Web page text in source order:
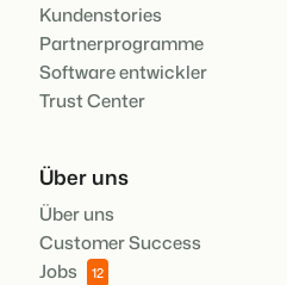
Kundenstories
Partnerprogramme
Software entwickler
Trust Center
Über uns
Über uns
Customer Success
Jobs
12